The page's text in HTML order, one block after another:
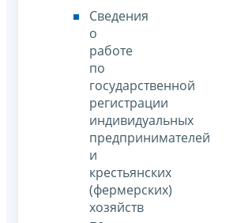
Сведения
о
работе
по
государственной
регистрации
индивидуальных
предпринимателей
и
крестьянских
(фермерских)
хозяйств